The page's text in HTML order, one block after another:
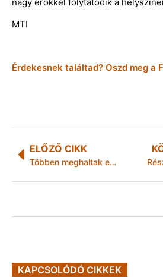
MTI
Érdekesnek találtad? Oszd meg a
ELŐZŐ CIKK
Többen meghaltak egy manchesteri robbanásban
KAPCSOLÓDÓ CIKKEK